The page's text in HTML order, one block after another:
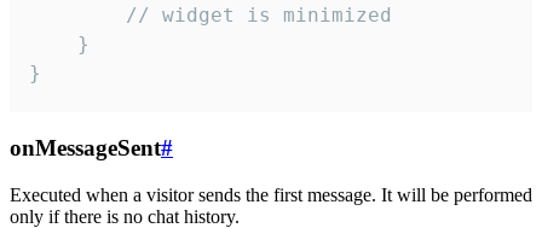
        // widget is minimized
    }
}
onMessageSent#
Executed when a visitor sends the first message. It will be performed
only if there is no chat history.